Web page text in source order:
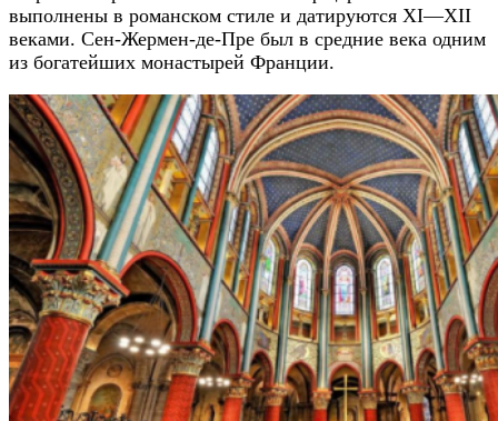
выполнены в романском стиле и датируются XI—XII
веками. Сен-Жермен-де-Пре был в средние века одним
из богатейших монастырей Франции.